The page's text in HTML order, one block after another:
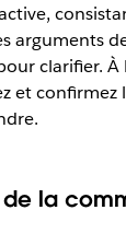
arguments
clarifier. À
et confirmez
de la